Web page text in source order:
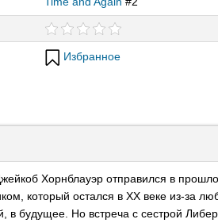
Избранное
Хорнблауэр отправился в
который остался в XX веке из-за
в будущее. Но встреча с сестрой